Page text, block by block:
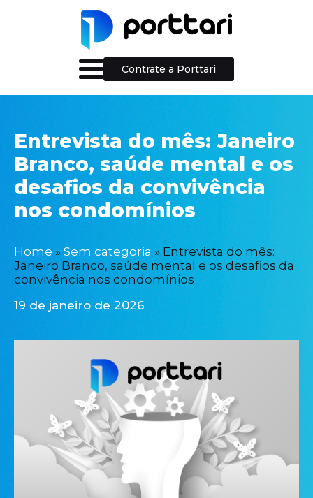
Contrate a Porttari
Entrevista do mês: Janeiro
Branco, saúde mental e os
desafios da convivência
nos condomínios
Home » Sem categoria » Entrevista do mês:
Janeiro Branco, saúde mental e os desafios da
convivência nos condomínios
19 de janeiro de 2026